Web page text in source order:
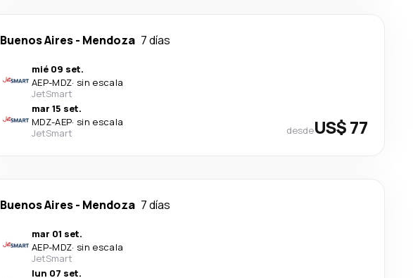
Buenos Aires- Mendoza 7 días
mié 09 set.
AEP-MDZ· sin escala
JetSmart
mar 15 set.
MDZ-AEP· sin escala
JetSmart
desdeUS$ 77
Buenos Aires- Mendoza 7 días
mar 01 set.
AEP-MDZ· sin escala
JetSmart
lun 07 set.